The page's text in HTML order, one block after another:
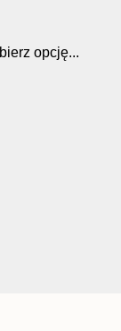
opcję...